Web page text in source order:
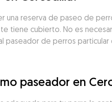
una reserva de paseo de
tiene cubierto. No es
paseador de perros
paseador en